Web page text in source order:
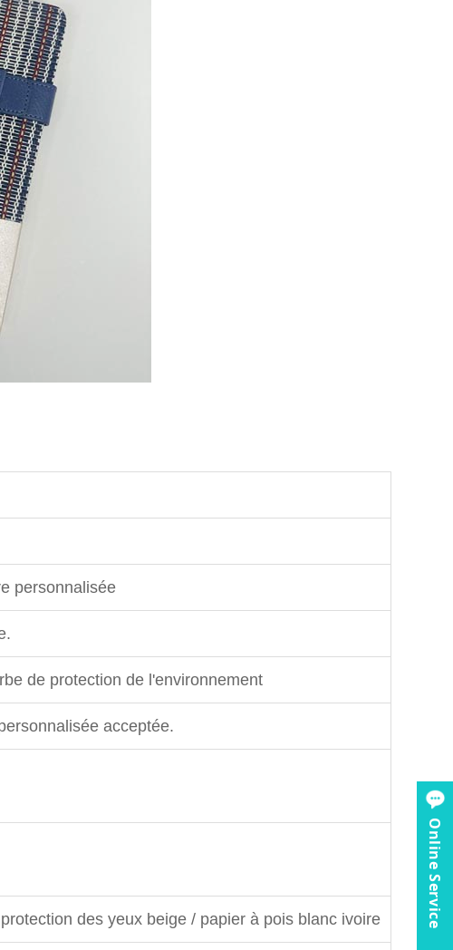
personnalisée
de protection de l'environnement
acceptée.
des yeux beige / papier à pois blanc ivoire Online Service